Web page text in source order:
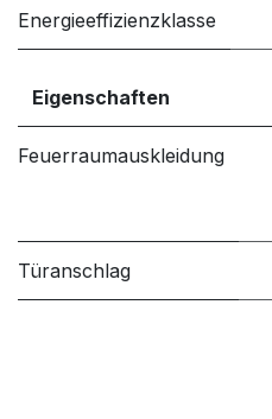
Energieeffizienzklasse
Eigenschaften
Feuerraumauskleidung
Türanschlag